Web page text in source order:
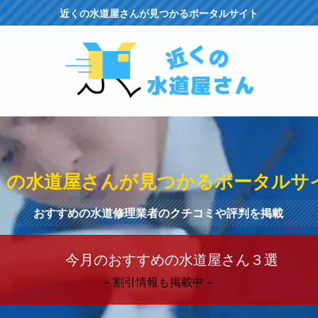
近くの水道屋さんが見つかるポータルサイト
の水道屋さんが見つかるポータルサ
おすすめの水道修理業者のクチコミや評判を掲載
今月のおすすめの水道屋さん３選
－割引情報も掲載中－